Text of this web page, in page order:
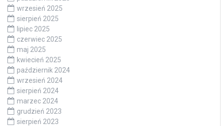
wrzesień 2025
sierpień 2025
lipiec 2025
czerwiec 2025
maj 2025
kwiecień 2025
październik 2024
wrzesień 2024
sierpień 2024
marzec 2024
grudzień 2023
sierpień 2023